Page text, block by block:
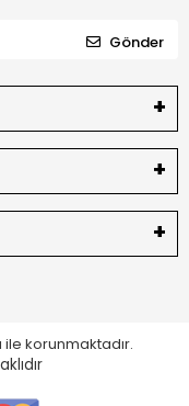
Gönder
ile korunmaktadır.